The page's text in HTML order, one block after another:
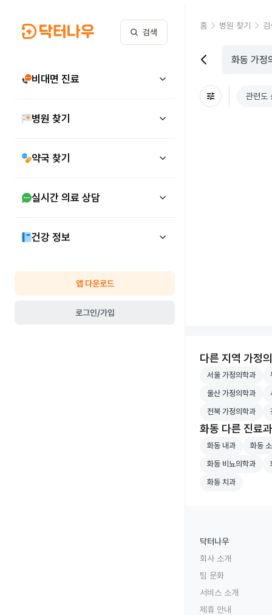
검색
비대면 진료
병원 찾기
약국 찾기
실시간 의료 상담
건강 정보
앱 다운로드
로그인/가입
홈 병원 찾기
관련도
다른 지역 가정
서울 가정의학과
서울 가정의학과
울산 가정의학과
울산 가정의학과
전북 가정의학과
전북 가정의학과
화동 다른 진료과
화동 내과 병원 검
화동 내과 화동
화동
화동 비뇨의학과
화동 비뇨의학과
화동 치과 병원 검
화동 치과
닥터나우
회사 소개
팀 문화
서비스 소개
제휴 안내